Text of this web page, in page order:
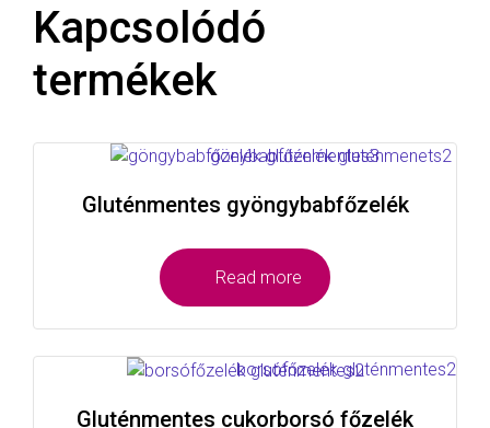
Kapcsolódó
termékek
Gluténmentes gyöngybabfőzelék
Read more
Gluténmentes cukorborsó főzelék